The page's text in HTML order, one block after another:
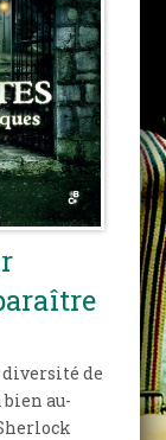
de
bien au-